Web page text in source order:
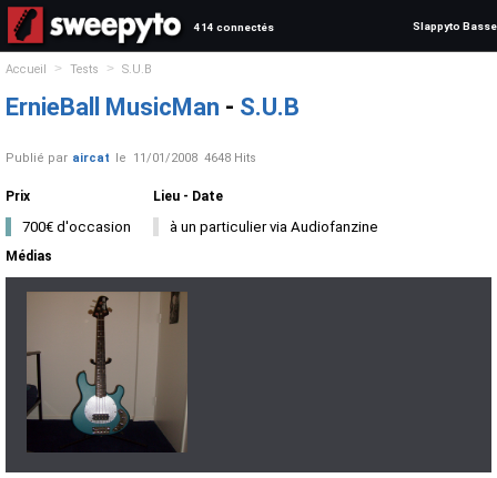
414 connectés Slappyto Basse
Accueil > Tests > S.U.B
ErnieBall MusicMan - S.U.B
Publié par aircat le 11/01/2008 4648 Hits
Prix
700€ d'occasion
Lieu - Date
à un particulier via Audiofanzine
Médias